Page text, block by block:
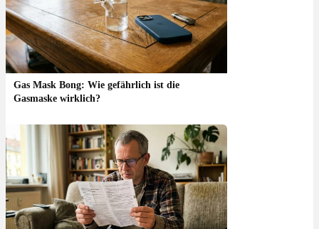
Gas Mask Bong: Wie gefährlich ist die
Gasmaske wirklich?